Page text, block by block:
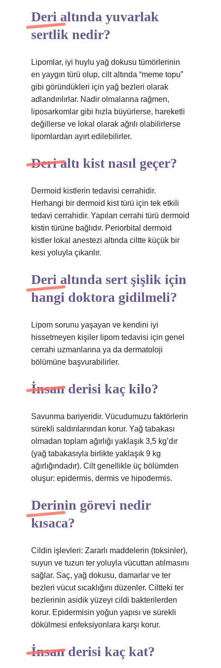
Deri altında yuvarlak
sertlik nedir?
Lipomlar, iyi huylu yağ dokusu tümörlerinin
en yaygın türü olup, cilt altında “meme topu”
gibi göründükleri için yağ bezleri olarak
adlandırılırlar. Nadir olmalarına rağmen,
liposarkomlar gibi hızla büyürlerse, hareketli
değillerse ve lokal olarak ağrılı olabilirlerse
lipomlardan ayırt edilebilirler.
Deri altı kist nasıl geçer?
Dermoid kistlerin tedavisi cerrahidir.
Herhangi bir dermoid kist türü için tek etkili
tedavi cerrahidir. Yapılan cerrahi türü dermoid
kistin türüne bağlıdır. Periorbital dermoid
kistler lokal anestezi altında ciltte küçük bir
kesi yoluyla çıkarılır.
Deri altında sert şişlik için
hangi doktora gidilmeli?
Lipom sorunu yaşayan ve kendini iyi
hissetmeyen kişiler lipom tedavisi için genel
cerrahi uzmanlarına ya da dermatoloji
bölümüne başvurabilirler.
İnsan derisi kaç kilo?
Savunma bariyeridir. Vücudumuzu faktörlerin
sürekli saldırılarından korur. Yağ tabakası
olmadan toplam ağırlığı yaklaşık 3,5 kg’dır
(yağ tabakasıyla birlikte yaklaşık 9 kg
ağırlığındadır). Cilt genellikle üç bölümden
oluşur: epidermis, dermis ve hipodermis.
Derinin görevi nedir
kısaca?
Cildin işlevleri: Zararlı maddelerin (toksinler),
suyun ve tuzun ter yoluyla vücuttan atılmasını
sağlar. Saç, yağ dokusu, damarlar ve ter
bezleri vücut sıcaklığını düzenler. Ciltteki ter
bezlerinin asidik yüzeyi cildi bakterilerden
korur. Epidermisin yoğun yapısı ve sürekli
dökülmesi enfeksiyonlara karşı korur.
İnsan derisi kaç kat?